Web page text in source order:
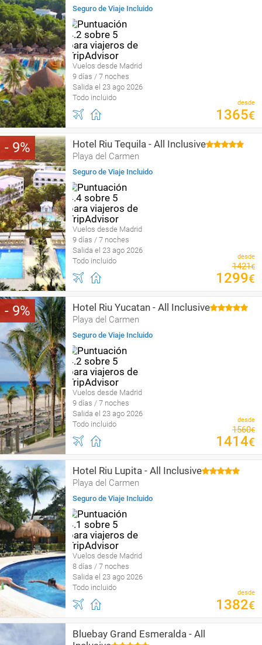
Seguro de Viaje Incluido
Vuelos desde Madrid
9 días / 7 noches
Salida el 23 ago 2026
Todo incluido
desde
1365€
9 Hotel Riu Tequila - All Inclusive
Playa del Carmen
Seguro de Viaje Incluido
Vuelos desde Madrid
9 días / 7 noches
Salida el 23 ago 2026
Todo incluido
desde
1421€
1299€
9 Hotel Riu Yucatan - All Inclusive
Playa del Carmen
Seguro de Viaje Incluido
Vuelos desde Madrid
9 días / 7 noches
Salida el 23 ago 2026
Todo incluido
desde
1560€
1414€
Hotel Riu Lupita - All Inclusive
Playa del Carmen
Seguro de Viaje Incluido
Vuelos desde Madrid
8 días / 7 noches
Salida el 23 ago 2026
Todo incluido
desde
1382€
Bluebay Grand Esmeralda - All